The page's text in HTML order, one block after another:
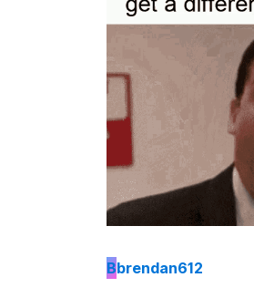
Bbrendan612